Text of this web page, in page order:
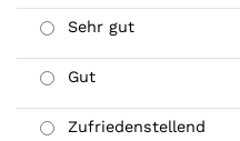
Sehr gut
Gut
Zufriedenstellend